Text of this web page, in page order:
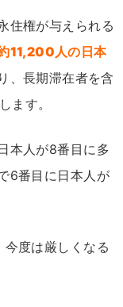
住権が与えられる
11,200人の日本
、長期滞在者を含
ます。
本人が8番目に多
6番目に日本人が
度は厳しくなる